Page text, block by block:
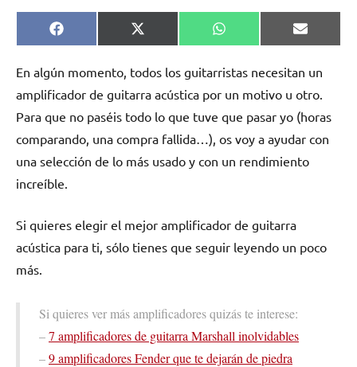
Compartir
en
Facebook
Compartir
en
X
(Twitter)
Compartir
en
WhatsApp
en
Email
En algún momento, todos los guitarristas necesitan un
amplificador de guitarra acústica por un motivo u otro.
Para que no paséis todo lo que tuve que pasar yo (horas
comparando, una compra fallida…), os voy a ayudar con
una selección de lo más usado y con un rendimiento
increíble.
Si quieres elegir el mejor amplificador de guitarra
acústica para ti, sólo tienes que seguir leyendo un poco
más.
Si quieres ver más amplificadores quizás te interese:
–7 amplificadores de guitarra Marshall inolvidables
–9 amplificadores Fender que te dejarán de piedra